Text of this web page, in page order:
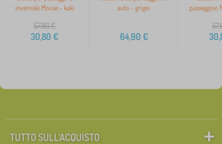
invernale Mouse - kaki
57,80€
30,80 €
auto - grigio
64,90 €
passeggino
TUTTO SULL’ACQUISTO